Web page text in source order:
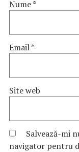
Nume*
Email*
Site web
Salvează-mi
navigator pentru